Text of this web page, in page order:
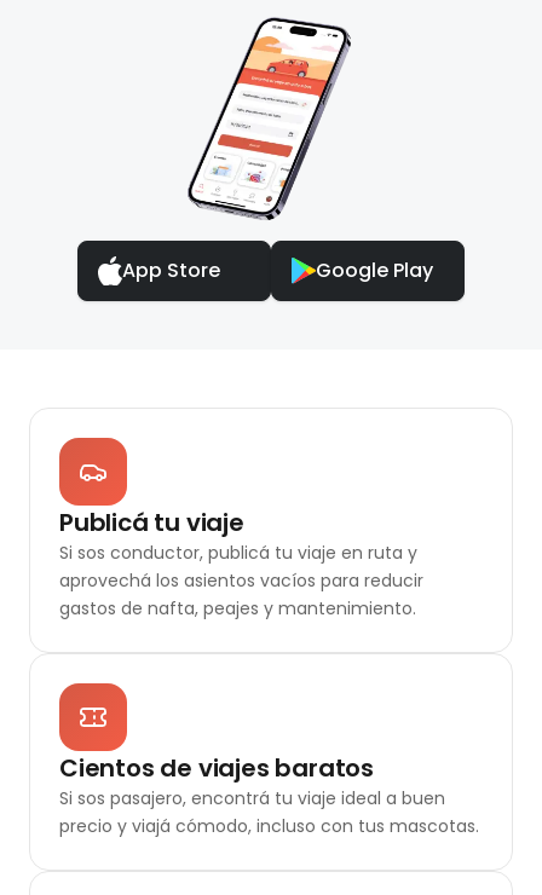
App Store Google Play
Publicá tu viaje
Si sos conductor, publicá tu viaje en ruta y
aprovechá los asientos vacíos para reducir
gastos de nafta, peajes y mantenimiento.
Cientos de viajes baratos
Si sos pasajero, encontrá tu viaje ideal a buen
precio y viajá cómodo, incluso con tus mascotas.